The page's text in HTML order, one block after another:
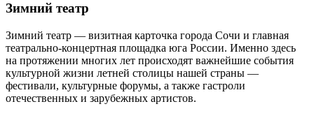
Зимний театр
Зимний театр — визитная карточка города Сочи и главная
театрально-концертная площадка юга России. Именно здесь
на протяжении многих лет происходят важнейшие события
культурной жизни летней столицы нашей страны —
фестивали, культурные форумы, а также гастроли
отечественных и зарубежных артистов.